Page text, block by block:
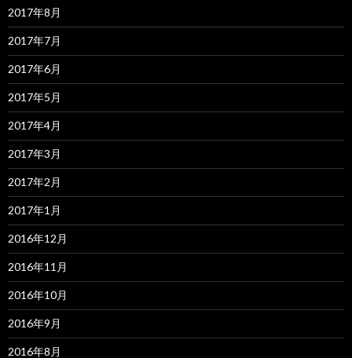
2017年8月
2017年7月
2017年6月
2017年5月
2017年4月
2017年3月
2017年2月
2017年1月
2016年12月
2016年11月
2016年10月
2016年9月
2016年8月